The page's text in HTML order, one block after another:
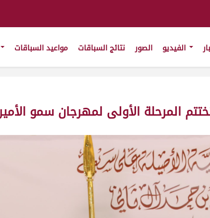
الصور نتائج السباقات مواعيد السباقات
المرحلة الأولى لمهرجان سمو